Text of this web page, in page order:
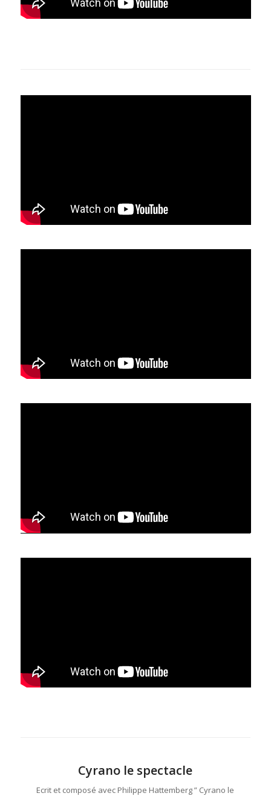
Cyrano le spectacle
Ecrit et composé avec Philippe Hattemberg ” Cyrano le